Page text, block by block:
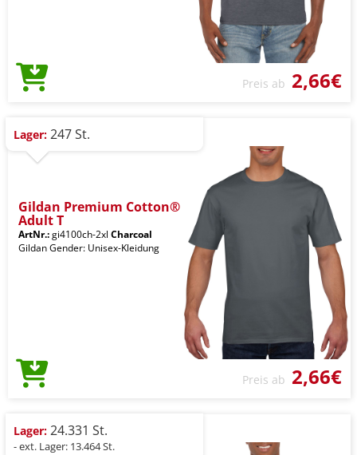
Preis ab 2,66€
Lager: 247 St.
Gildan Premium Cotton®
Adult T
ArtNr.:gi4100ch-2xl Charcoal
Gildan Gender: Unisex-Kleidung
Preis ab 2,66€
Lager: 24.331 St.
- ext. Lager: 13.464 St.